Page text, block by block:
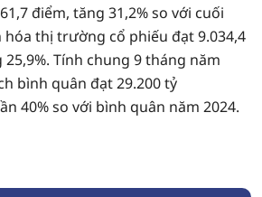
điểm, tăng 31,2% so với cuối
hóa thị trường cổ phiếu đạt 9.034,4
Tính chung 9 tháng năm
bình quân đạt 29.200 tỷ
40% so với bình quân năm 2024.